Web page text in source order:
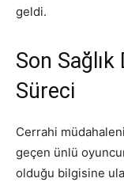
geldi.
Son
Süreci
Cerrahi
geçen ünlü
olduğu bilgisine